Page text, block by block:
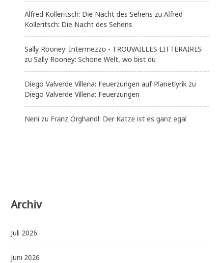
Alfred Kolleritsch: Die Nacht des Sehens zuAlfred
Kolleritsch: Die Nacht des Sehens
Sally Rooney: Intermezzo - TROUVAILLES LITTERAIRES
zuSally Rooney: Schöne Welt, wo bist du
Diego Valverde Villena: Feuerzungen auf Planetlyrik zu
Diego Valverde Villena: Feuerzungen
Neni zu Franz Orghandl: Der Katze ist es ganz egal
Archiv
Juli 2026
Juni 2026